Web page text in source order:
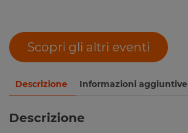
Scopri gli altri eventi
Descrizione Informazioni aggiuntive
Descrizione